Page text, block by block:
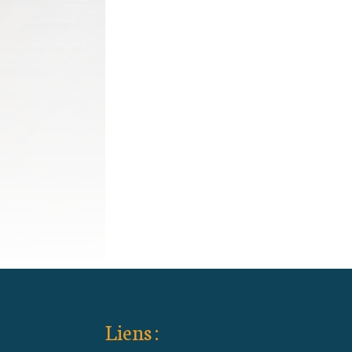
Liens :